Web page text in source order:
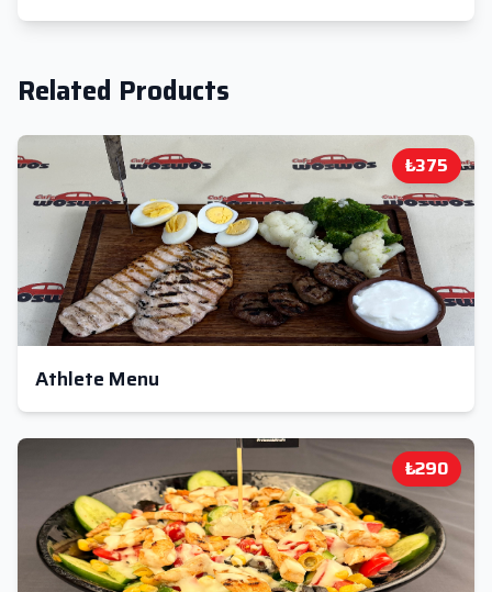
Related Products
₺375
Athlete Menu
₺290